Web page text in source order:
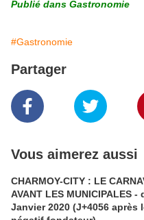
Publié dans Gastronomie
#Gastronomie
Partager
Vous aimerez aussi
CHARMOY-CITY : LE
AVANT LES MUNICIPALES -
Janvier 2020 (J+4056 après le vote